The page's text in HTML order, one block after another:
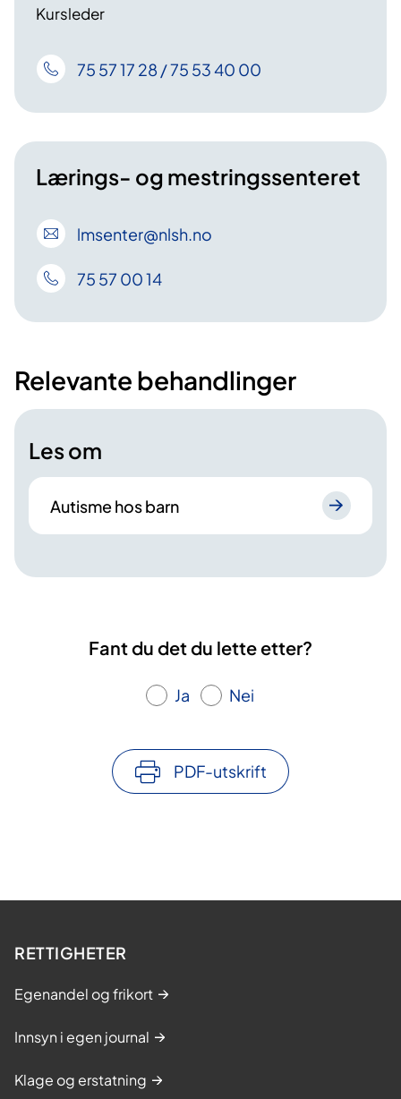
Kursleder
75 57 17 28 / 75 53 40 00
Lærings- og mestringssenteret
lmsenter@nlsh.no
75 57 00 14
Relevante behandlinger
Les om
Autisme hos barn
Fant du det du lette etter?
Ja Nei
PDF-utskrift
RETTIGHETER
Egenandel og frikort
Innsyn i egen journal
Klage og erstatning